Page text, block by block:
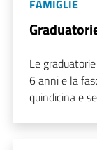
FAMIGLIE
Le
6 anni e la
quindicina e